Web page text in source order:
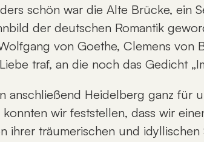
schön war die Alte Brücke, ein
der deutschen Romantik
von Goethe, Clemens von
traf, an die noch das Gedicht
Heidelberg ganz für
wir feststellen, dass wir
träumerischen und idyllischen